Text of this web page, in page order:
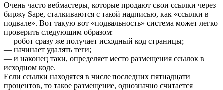
Очень часто вебмастеры, которые продают свои ссылки через
биржу Sape, сталкиваются с такой надписью, как «ссылки в
подвале». Вот такую вот «подвальность» система может легко
проверить следующим образом:
— робот сразу же получает исходный код страницы;
— начинает удалять теги;
— и наконец таки, определяет место размещения ссылок в
исходном коде.
Если ссылки находятся в числе последних пятнадцати
процентов, то такое размещение, однозначно считается